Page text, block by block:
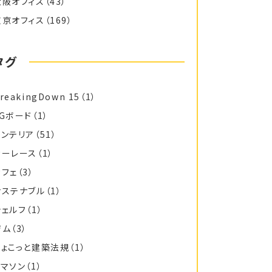
オフィス （169）
グ
15 （1）
ボード （1）
テリア （51）
レース （1）
ェ （3）
テナブル （1）
ルフ （1）
（3）
こっと建築法規 （1）
ソン （1）